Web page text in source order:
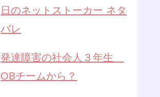
日のネットストーカー ネタ
バレ
発達障害の社会人３年生
OBチームから？